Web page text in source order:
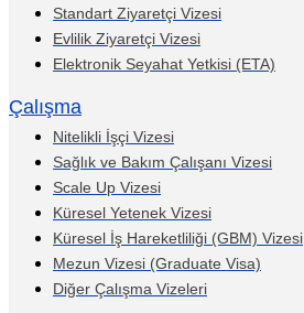
Standart Ziyaretçi Vizesi
Evlilik Ziyaretçi Vizesi
Elektronik Seyahat Yetkisi (ETA)
Çalışma
Nitelikli İşçi Vizesi
Sağlık ve Bakım Çalışanı Vizesi
Scale Up Vizesi
Küresel Yetenek Vizesi
Küresel İş Hareketliliği (GBM) Vizesi
Mezun Vizesi (Graduate Visa)
Diğer Çalışma Vizeleri